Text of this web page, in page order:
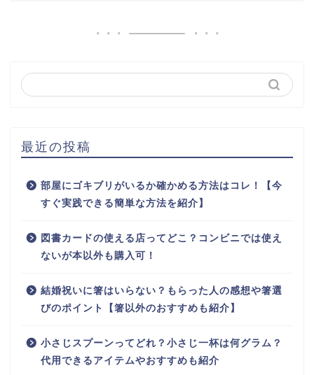
最近の投稿
部屋にゴキブリがいるか確かめる方法はコレ！【今
すぐ実践できる簡単な方法を紹介】
図書カードの使える店ってどこ？コンビニでは使え
ないが本以外も購入可！
結婚祝いに箸はいらない？もらった人の感想や箸選
びのポイント【箸以外のおすすめも紹介】
小さじスプーンってどれ？小さじ一杯は何グラム？
代用できるアイテムやおすすめも紹介